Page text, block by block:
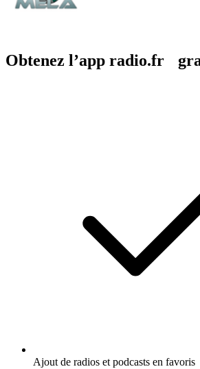
Obtenez l’app radio.fr
Ajout de radios et podcasts en favoris